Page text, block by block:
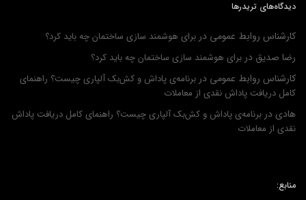
دیدگاه‌های تریدرها
کارشناس روابط عمومی در برای هوشمند سازی ساختمان چه باید کرد؟
رضا صدیق در برای هوشمند سازی ساختمان چه باید کرد؟
کارشناس روابط عمومی در برنامه‌ی پاداش و کش‌بک آلپاری چیست؟ راهنمای
کامل دریافت پاداش نقدی از معاملات
هادی در برنامه‌ی پاداش و کش‌بک آلپاری چیست؟ راهنمای کامل دریافت پاداش
نقدی از معاملات
منابع: